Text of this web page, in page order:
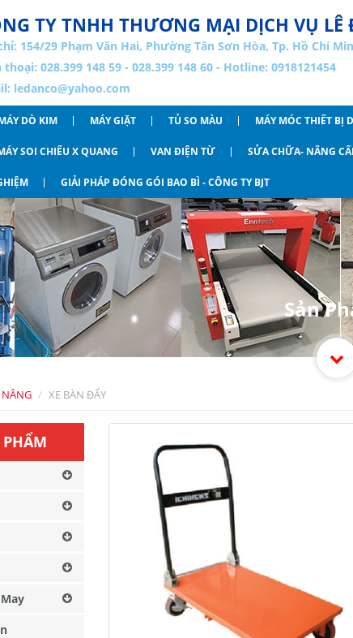
TY TNHH THƯƠNG MẠI DỊCH VỤ LÊ
154/29 Phạm Văn Hai, Phường Tân Sơn Hòa, Tp. Hồ Chí
028.399 148 59 - 028.399 148 60 - Hotline: 0918121454
ledanco@yahoo.com
DÒ KIM MÁY GIẶT TỦ SO MÀU MÁY MÓC THIẾT BỊ
SOI CHIẾU X QUANG VAN ĐIỆN TỪ SỬA CHỮA- NÂNG
GIẢI PHÁP ĐÓNG GÓI BAO BÌ - CÔNG TY BJT
NÂNG XE BÀN ĐẨY
Sản